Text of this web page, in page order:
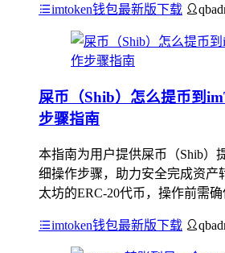
imtoken钱包最新版下载
屎币（Shib）怎么提币到
步骤指南
本指南为用户提供屎币（Shib）
细操作步骤，助力安全完成资产
太坊的ERC-20代币，操作前需确
imtoken钱包最新版下载